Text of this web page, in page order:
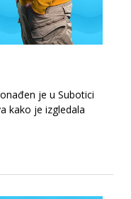
je u Subotici
kako je izgledala